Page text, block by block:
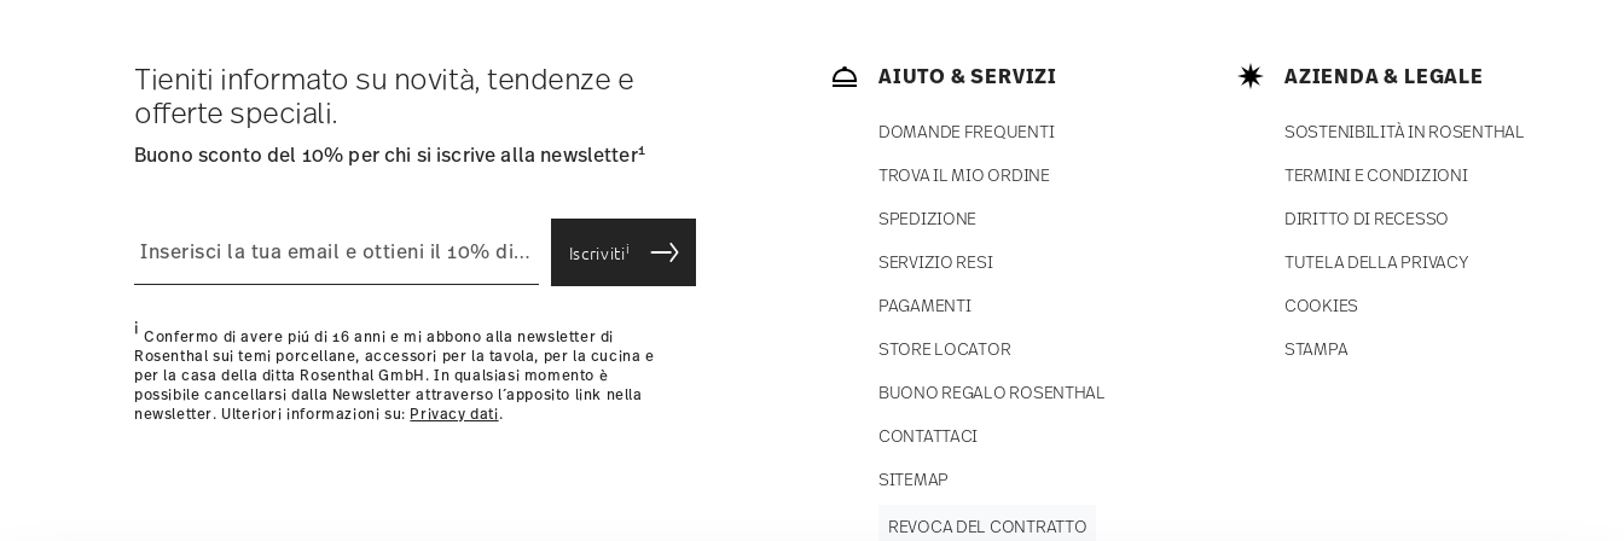
consegna per altri paesiqui.
Fornitore del servizio di spedizione: Spediamo con UPS (consegna standard) in Italia.
Tracciabilità Riceverete un codice di tracciamento via e-mail non appena il vostro pacco verrà spedito.
Resi:Per i resi, si prega di utilizzare il nostroservizio resi.
Tieniti informato su novità, tendenze e
offerte speciali.
Buono sconto del 10% per chi si iscrive alla newsletter1
Iscrivitii
i Confermo di avere piú di 16 anni e mi abbono alla newsletter di
Rosenthal sui temi porcellane, accessori per la tavola, per la cucina e
per la casa della ditta Rosenthal GmbH. In qualsiasi momento è
possibile cancellarsi dalla Newsletter attraverso l´apposito link nella
newsletter. Ulteriori informazioni su: Privacy dati.
AIUTO & SERVIZI
DOMANDE FREQUENTI
TROVA IL MIO ORDINE
SPEDIZIONE
SERVIZIO RESI
PAGAMENTI
STORE LOCATOR
BUONO REGALO ROSENTHAL
CONTATTACI
SITEMAP
AZIENDA & LEGALE
SOSTENIBILITÀ IN ROSENTHAL
TERMINI E CONDIZIONI
DIRITTO DI RECESSO
TUTELA DELLA PRIVACY
COOKIES
STAMPA
REVOCA DEL CONTRATTO